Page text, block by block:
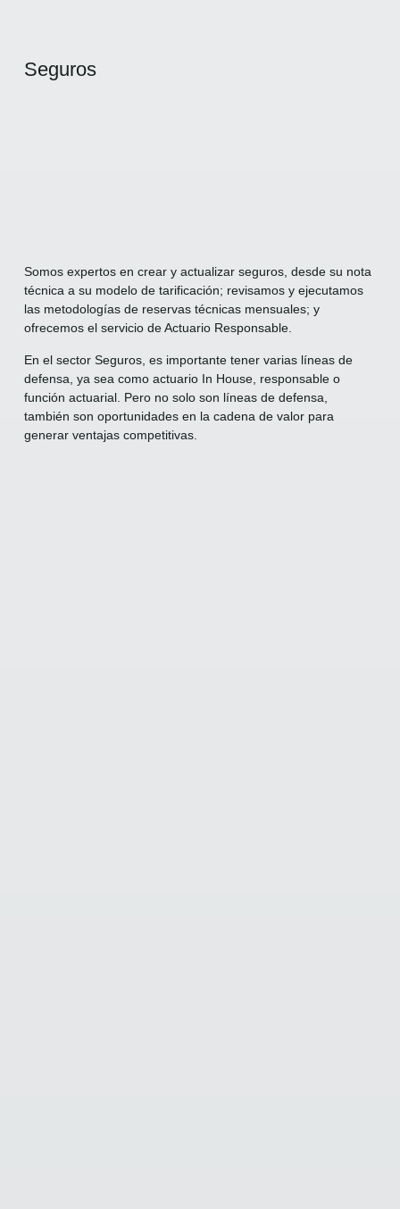
Seguros
Somos expertos en crear y actualizar seguros, desde su nota
técnica a su modelo de tarificación; revisamos y ejecutamos
las metodologías de reservas técnicas mensuales; y
ofrecemos el servicio de Actuario Responsable.
En el sector Seguros, es importante tener varias líneas de
defensa, ya sea como actuario In House, responsable o
función actuarial. Pero no solo son líneas de defensa,
también son oportunidades en la cadena de valor para
generar ventajas competitivas.